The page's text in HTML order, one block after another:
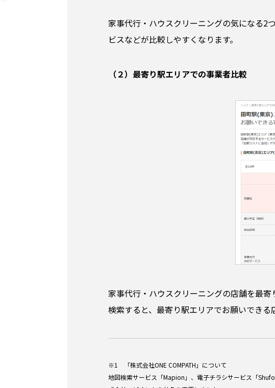
家事代行・ハウスクリーニングの気になる2
ビスなどが比較しやすくなります。
（２）最寄り駅エリアでの事業者比較
家事代行・ハウスクリーニングの店舗を最
検索すると、最寄り駅エリアでお願いできる
※1 「株式会社ONE COMPATH」について
地図検索サービス「Mapion」、電子チラシサービス「